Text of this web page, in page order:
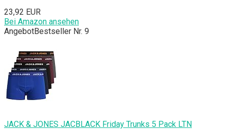
23,92 EUR
Bei Amazon ansehen
AngebotBestseller Nr. 9
JACK & JONES JACBLACK Friday Trunks 5 Pack LTN